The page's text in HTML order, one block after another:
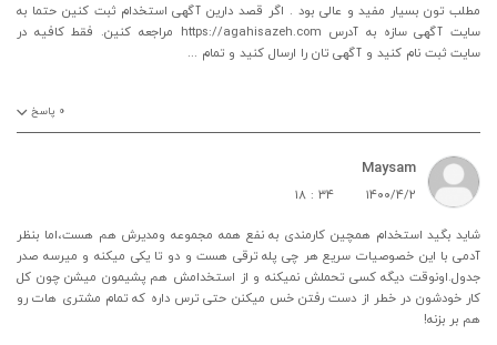
مطلب تون بسیار مفید و عالی بود . اگر قصد دارین آگهی استخدام ثبت کنین حتما به
سایت آگهی سازه به آدرس https://agahisazeh.com مراجعه کنین. فقط کافیه در
سایت ثبت نام کنید و آگهی تان را ارسال کنید و تمام ...
۰ پاسخ
Maysam
۱۴۰۰/۴/۲ ۱۸ : ۳۴
شاید بگید استخدام همچین کارمندی به نفع همه مجموعه ومدیرش هم هست،اما بنظر
آدمی با این خصوصیات سریع هر چی پله ترقی هست و دو تا یکی میکنه و میرسه صدر
جدول.اونوقت دیگه کسی تحملش نمیکنه و از استخدامش هم پشیمون میشن چون کل
کار خودشون در خطر از دست رفتن خس میکنن حتی ترس داره که تمام مشتری هات رو
هم بر بزنه!